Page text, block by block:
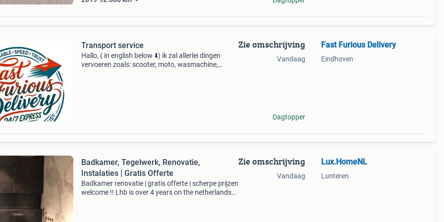
Transport service
Hallo, ( in english below ⬇️) ik zal allerlei dingen
vervoeren zoals: scooter, moto, wasmachine,
Zie omschrijving
Vandaag
Dagtopper
Fast Furious Delivery
Eindhoven
Badkamer, Tegelwerk, Renovatie,
Instalaties | Gratis Offerte
Badkamer renovatie | gratis offerte | scherpe prijzen
welcome !! Lhb is over 4 years on the netherlands
Zie omschrijving
Vandaag
Lux.HomeNL
Lunteren